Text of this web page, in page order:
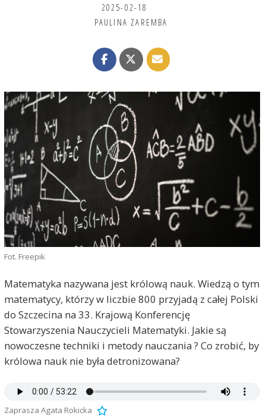
2025-02-18
PAULINA ZAREMBA
Fot. Freepik
Matematyka nazywana jest królową nauk. Wiedzą o tym
matematycy, którzy w liczbie 800 przyjadą z całej Polski
do Szczecina na 33. Krajową Konferencję
Stowarzyszenia Nauczycieli Matematyki. Jakie są
nowoczesne techniki i metody nauczania ? Co zrobić, by
królowa nauk nie była detronizowana?
Zaprasza Agata Rokicka